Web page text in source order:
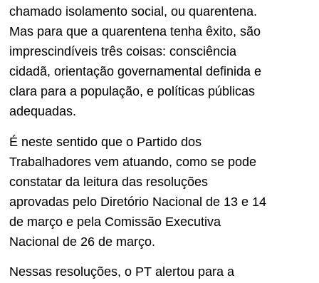
chamado isolamento social, ou quarentena.
Mas para que a quarentena tenha êxito, são
imprescindíveis três coisas: consciência
cidadã, orientação governamental definida e
clara para a população, e políticas públicas
adequadas.
É neste sentido que o Partido dos
Trabalhadores vem atuando, como se pode
constatar da leitura das resoluções
aprovadas pelo Diretório Nacional de 13 e 14
de março e pela Comissão Executiva
Nacional de 26 de março.
Nessas resoluções, o PT alertou para a